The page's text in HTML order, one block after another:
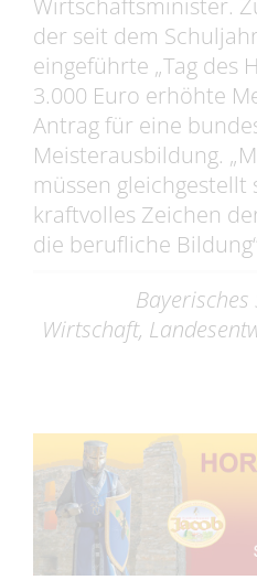
der seit dem
eingeführte „Tag des
3.000 Euro erhöhte
Antrag für eine
Meisterausbildung.
müssen gleichgestellt
kraftvolles Zeichen
die berufliche
Wirtschaft,